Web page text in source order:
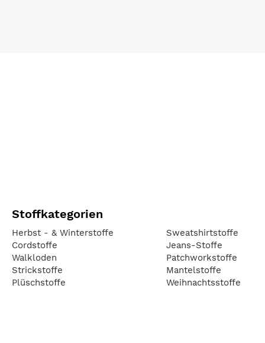
Stoffkategorien
Herbst - & Winterstoffe
Cordstoffe
Walkloden
Strickstoffe
Plüschstoffe
Sweatshirtstoffe
Jeans-Stoffe
Patchworkstoffe
Mantelstoffe
Weihnachtsstoffe